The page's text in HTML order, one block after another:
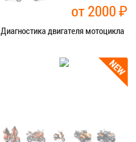
от 2000₽
Диагностика двигателя мотоцикла
Диагностика